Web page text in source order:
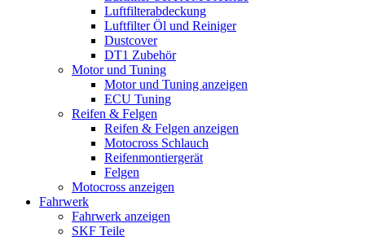
Luftfilterabdeckung
Luftfilter Öl und Reiniger
Dustcover
DT1 Zubehör
Motor und Tuning
Motor und Tuning anzeigen
ECU Tuning
Reifen & Felgen
Reifen & Felgen anzeigen
Motocross Schlauch
Reifenmontiergerät
Felgen
Motocross anzeigen
Fahrwerk
Fahrwerk anzeigen
SKF Teile